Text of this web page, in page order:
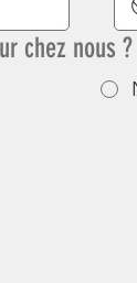
chez nous ?